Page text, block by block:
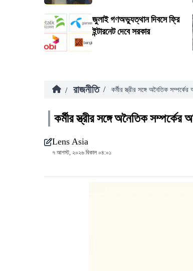
জুলাই গণঅভ্যুত্থান দিবসে ফ্রি
ইন্টারনেট দেবে সরকার
/ রাজনীতি / কর্মীর স্ত্রীর সঙ্গে অনৈতিক
কর্মীর স্ত্রীর সঙ্গে অনৈতিক
Lens Asia
৭ আগস্ট, ২০২৬ বিকাল ০৪:০১